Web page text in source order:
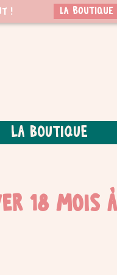
! LA BOUTIQUE
La boutique
18 mois à